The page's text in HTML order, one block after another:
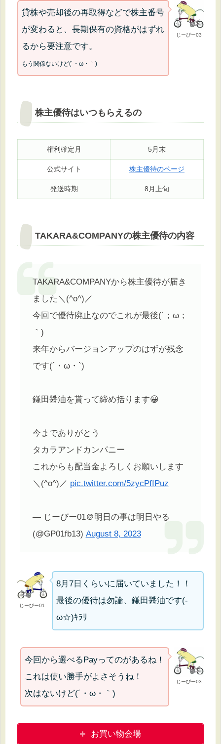
じーぴー03
貸株や売却後の再取得などで株主番号
が変わると、長期保有の資格がはずれ
るから要注意です。
もう関係ないけど(´・ω・｀)
株主優待はいつもらえるの
権利確定月 5月末
公式サイト 株主優待のページ
発送時期 8月上旬
TAKARA&COMPANYの株主優待の内容
TAKARA&COMPANYから株主優待が届き
ました＼(^o^)／
今回で優待廃止なのでこれが最後(´；ω；
｀)
来年からバージョンアップのはずが残念
です(´・ω・`)
鎌田醤油を貰って締め括ります😀
今までありがとう
タカラアンドカンパニー
これからも配当金よろしくお願いします
＼(^o^)／ pic.twitter.com/5zycPfIPuz
— じーぴー01＠明日の事は明日やる
(@GP01fb13) August 8, 2023
じーぴー01
8月7日くらいに届いていました！！
最後の優待は勿論、鎌田醤油です(-
ω☆)ｷﾗﾘ
じーぴー03
今回から選べるPayってのがあるね！
これは使い勝手がよさそうね！
次はないけど(´・ω・｀)
お買い物会場